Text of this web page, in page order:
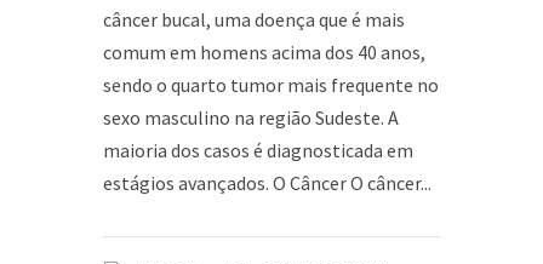
câncer bucal, uma doença que é mais
comum em homens acima dos 40 anos,
sendo o quarto tumor mais frequente no
sexo masculino na região Sudeste. A
maioria dos casos é diagnosticada em
estágios avançados. O Câncer O câncer...